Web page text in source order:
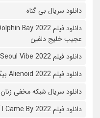
دانلود سریال بی گناه
عجیب خلیج دلفین
دانلود فیلم Seoul Vibe 2022 حال و هوای سئول
دانلود فیلم Alienoid 2022 بیگانه
دانلود سریال شبکه مخفی زنان
دانلود فیلم I Came By 2022 آمدم